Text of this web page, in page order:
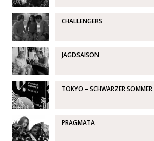
CHALLENGERS
JAGDSAISON
TOKYO – SCHWARZER SOMMER
PRAGMATA